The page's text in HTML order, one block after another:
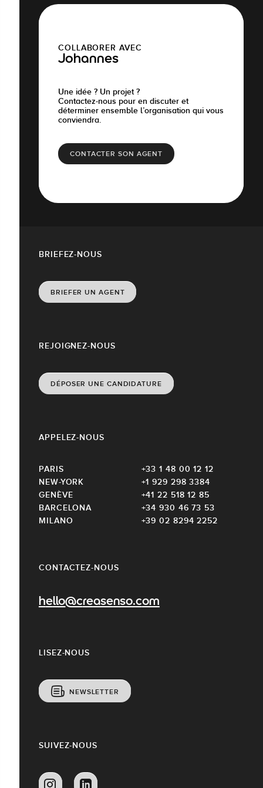
COLLABORER AVEC
Johannes
Une idée ? Un projet ?
Contactez-nous pour en discuter et
déterminer ensemble l’organisation qui vous
conviendra.
CONTACTER SON AGENT
CONTACTEZ-NOUS
hello@creasenso.com
REJOIGNEZ-NOUS
DÉPOSER UNE CANDIDATURE
LISEZ-NOUS
NEWSLETTER
APPELEZ-NOUS
PARIS
+33 1 48 00 12 12
NEW-YORK
+1 929 298 3384
GENÈVE
+41 22 518 12 85
BARCELONA
+34 930 46 73 53
MILANO
+39 02 8294 2252
BRIEFEZ-NOUS
BRIEFER UN AGENT
SUIVEZ-NOUS